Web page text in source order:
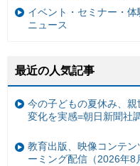
イベント・セミナー・
ニュース
最近の人気記事
今の子どもの夏休み、
変化を実感=朝日新聞社
教育出版、映像コンテ
ーミング配信（2026年8